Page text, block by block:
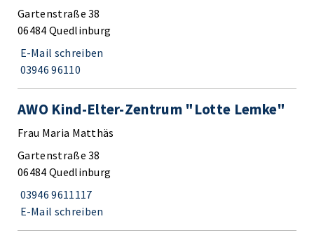
Gartenstraße 38
06484 Quedlinburg
E-Mail schreiben
03946 96110
AWO Kind-Elter-Zentrum "Lotte Lemke"
Frau Maria Matthäs
Gartenstraße 38
06484 Quedlinburg
03946 9611117
E-Mail schreiben